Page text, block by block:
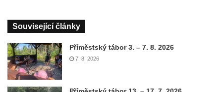
Související články
Příměstský tábor 3. – 7. 8. 2026
7. 8. 2026